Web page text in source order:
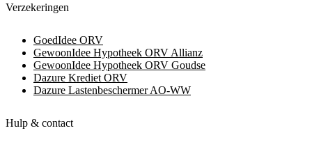
Verzekeringen
GoedIdee ORV
GewoonIdee Hypotheek ORV Allianz
GewoonIdee Hypotheek ORV Goudse
Dazure Krediet ORV
Dazure Lastenbeschermer AO-WW
Hulp & contact